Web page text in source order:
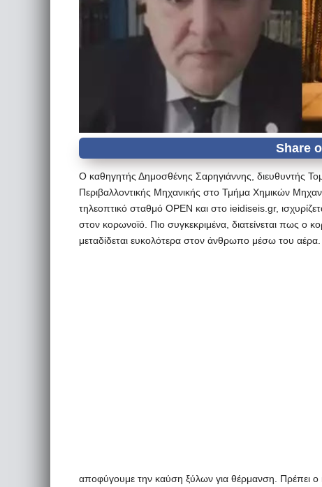
Ο καθηγητής Δημοσθένης Σαρηγιάννης, διευθυντής
Περιβαλλοντικής Μηχανικής στο Τμήμα Χημικών
τηλεοπτικό σταθμό OPEN και στο ieidiseis.gr,
στον κορωνοϊό. Πιο συγκεκριμένα, διατείνεται πως
μεταδίδεται ευκολότερα στον άνθρωπο μέσω του αέρα.
αποφύγουμε την καύση ξύλων για θέρμανση. Πρέπει ο